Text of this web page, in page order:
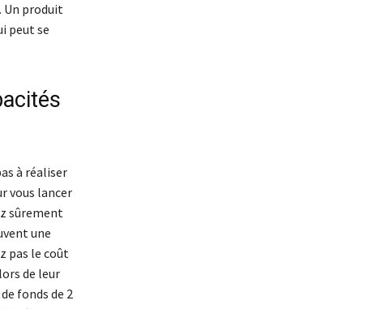
Un produit
peut se
à réaliser
vous lancer
sûrement
une
pas le coût
de leur
fonds de 2